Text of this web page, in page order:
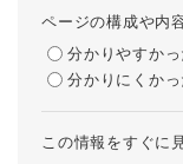
ページの構成や内
分かりやすかっ
分かりにくかっ
この情報をすぐに